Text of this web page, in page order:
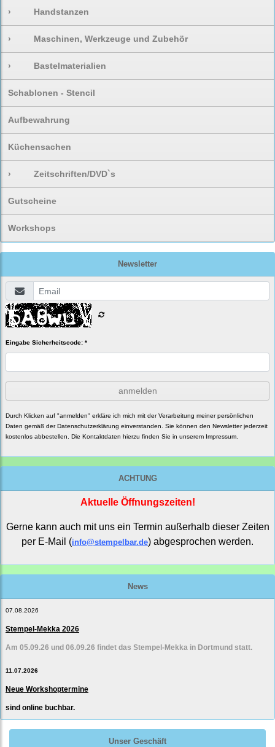
› Handstanzen
› Maschinen, Werkzeuge und Zubehör
› Bastelmaterialien
Schablonen - Stencil
Aufbewahrung
Küchensachen
› Zeitschriften/DVD`s
Gutscheine
Workshops
Newsletter
Eingabe Sicherheitscode: *
anmelden
Durch Klicken auf "anmelden" erkläre ich mich mit der Verarbeitung meiner persönlichen
Daten gemäß der Datenschutzerklärung einverstanden. Sie können den Newsletter jederzeit
kostenlos abbestellen. Die Kontaktdaten hierzu finden Sie in unserem Impressum.
ACHTUNG
Aktuelle Öffnungszeiten!
Gerne kann auch mit uns ein Termin außerhalb dieser Zeiten
per E-Mail (info@stempelbar.de) abgesprochen werden.
News
07.08.2026
Stempel-Mekka 2026
Am 05.09.26 und 06.09.26 findet das Stempel-Mekka in Dortmund statt.
11.07.2026
Neue Workshoptermine
sind online buchbar.
Unser Geschäft